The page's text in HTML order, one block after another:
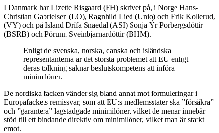
I Danmark har Lizette Risgaard (FH) skrivet på, i Norge Hans-
Christian Gabrielsen (LO), Ragnhild Lied (Unio) och Erik Kollerud,
(VY) och på Island Drífa Snaedal (ASI) Sonja Ýr Porbergsdóttir
(BSRB) och Pórunn Sveinbjarnardóttir (BHM).
Enligt de svenska, norska, danska och isländska
representanterna är det största problemet att EU enligt
deras tolkning saknar beslutskompetens att införa
minimilöner.
De nordiska facken vänder sig bland annat mot formuleringar i
Europafackets remissvar, som att EU:s medlemsstater ska ”försäkra”
och ”garantera” lagstadgade minimilöner, vilket de menar innebär
stöd till ett bindande direktiv om minimilöner, vilket man är starkt
emot.